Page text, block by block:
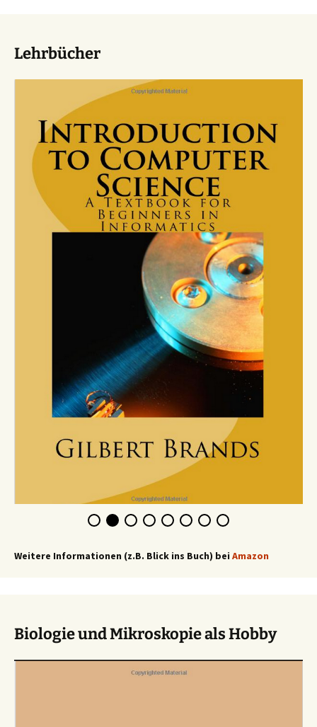
Lehrbücher
Weitere Informationen (z.B. Blick ins Buch) bei Amazon
Biologie und Mikroskopie als Hobby